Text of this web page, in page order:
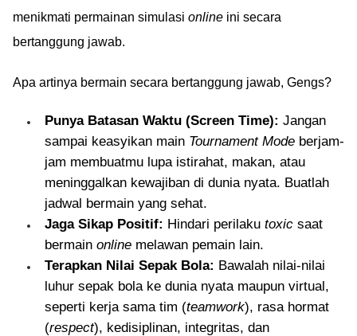
menikmati permainan simulasi online ini secara
bertanggung jawab.
Apa artinya bermain secara bertanggung jawab, Gengs?
Punya Batasan Waktu (Screen Time): Jangan
sampai keasyikan main Tournament Mode berjam-
jam membuatmu lupa istirahat, makan, atau
meninggalkan kewajiban di dunia nyata. Buatlah
jadwal bermain yang sehat.
Jaga Sikap Positif: Hindari perilaku toxic saat
bermain online melawan pemain lain.
Terapkan Nilai Sepak Bola: Bawalah nilai-nilai
luhur sepak bola ke dunia nyata maupun virtual,
seperti kerja sama tim (teamwork), rasa hormat
(respect), kedisiplinan, integritas, dan